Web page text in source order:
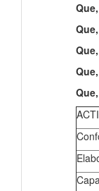
Que,
Que,
Que,
Que,
Que,